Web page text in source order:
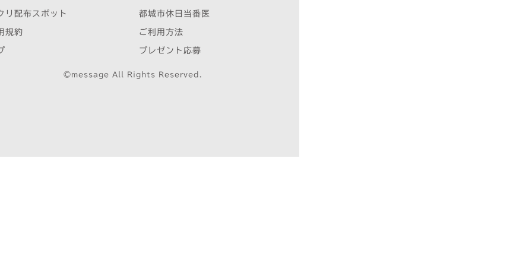
リ配布スポット 都城市休日当番医
規約 ご利用方法
プレゼント応募
©message All Rights Reserved.